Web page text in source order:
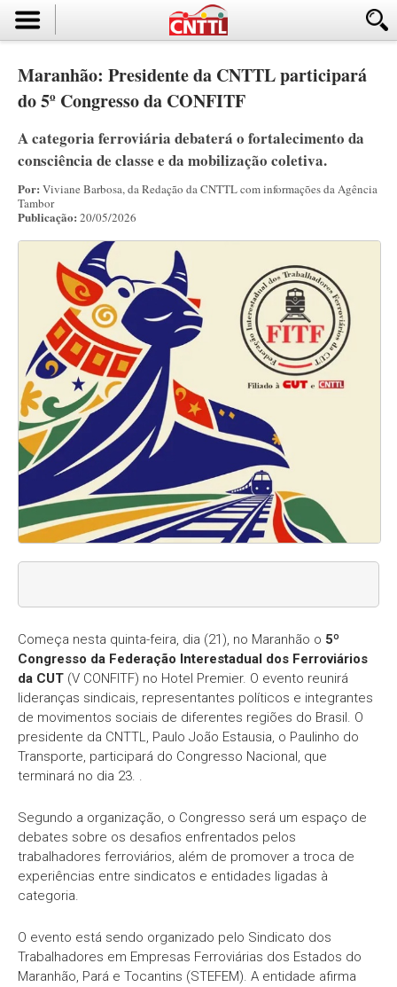
Maranhão: Presidente da CNTTL participará
do 5º Congresso da CONFITF
A categoria ferroviária debaterá o fortalecimento da
consciência de classe e da mobilização coletiva.
Por: Viviane Barbosa, da Redação da CNTTL com informações da Agência
Tambor
Publicação: 20/05/2026
Começa nesta quinta-feira, dia (21), no Maranhão o 5º
Congresso da Federação Interestadual dos Ferroviários
da CUT (V CONFITF) no Hotel Premier. O evento reunirá
lideranças sindicais, representantes políticos e integrantes
de movimentos sociais de diferentes regiões do Brasil. O
presidente da CNTTL, Paulo João Estausia, o Paulinho do
Transporte, participará do Congresso Nacional, que
terminará no dia 23. .
Segundo a organização, o Congresso será um espaço de
debates sobre os desafios enfrentados pelos
trabalhadores ferroviários, além de promover a troca de
experiências entre sindicatos e entidades ligadas à
categoria.
O evento está sendo organizado pelo Sindicato dos
Trabalhadores em Empresas Ferroviárias dos Estados do
Maranhão, Pará e Tocantins (STEFEM). A entidade afirma